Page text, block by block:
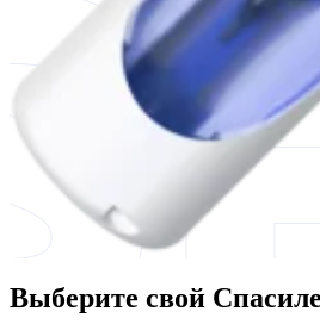
Выберите свой